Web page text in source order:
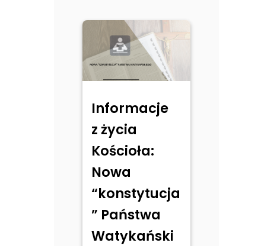
Informacje
z życia
Kościoła:
Nowa
“konstytucja
” Państwa
Watykański